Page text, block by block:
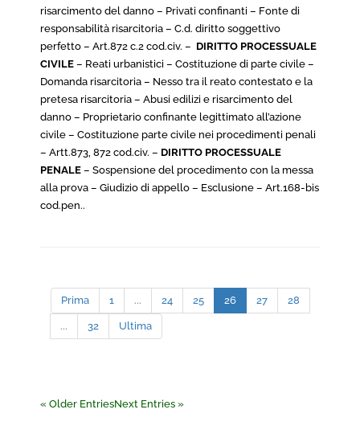
risarcimento del danno – Privati confinanti – Fonte di
responsabilità risarcitoria – C.d. diritto soggettivo
perfetto – Art.872 c.2 cod.civ. – DIRITTO PROCESSUALE
CIVILE – Reati urbanistici – Costituzione di parte civile –
Domanda risarcitoria – Nesso tra il reato contestato e la
pretesa risarcitoria – Abusi edilizi e risarcimento del
danno – Proprietario confinante legittimato all’azione
civile – Costituzione parte civile nei procedimenti penali
– Artt.873, 872 cod.civ. – DIRITTO PROCESSUALE
PENALE – Sospensione del procedimento con la messa
alla prova – Giudizio di appello – Esclusione – Art.168-bis
cod.pen..
Prima 1 ... 24 25 26 27 28
... 32 Ultima
« Older EntriesNext Entries »